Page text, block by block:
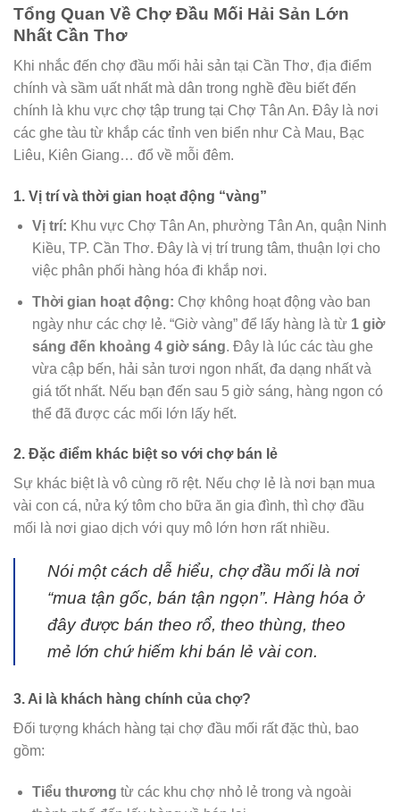
Tổng Quan Về Chợ Đầu Mối Hải Sản Lớn
Nhất Cần Thơ
Khi nhắc đến chợ đầu mối hải sản tại Cần Thơ, địa điểm
chính và sầm uất nhất mà dân trong nghề đều biết đến
chính là khu vực chợ tập trung tại Chợ Tân An. Đây là nơi
các ghe tàu từ khắp các tỉnh ven biển như Cà Mau, Bạc
Liêu, Kiên Giang… đổ về mỗi đêm.
1. Vị trí và thời gian hoạt động “vàng”
Vị trí: Khu vực Chợ Tân An, phường Tân An, quận Ninh
Kiều, TP. Cần Thơ. Đây là vị trí trung tâm, thuận lợi cho
việc phân phối hàng hóa đi khắp nơi.
Thời gian hoạt động: Chợ không hoạt động vào ban
ngày như các chợ lẻ. “Giờ vàng” để lấy hàng là từ 1 giờ
sáng đến khoảng 4 giờ sáng. Đây là lúc các tàu ghe
vừa cập bến, hải sản tươi ngon nhất, đa dạng nhất và
giá tốt nhất. Nếu bạn đến sau 5 giờ sáng, hàng ngon có
thể đã được các mối lớn lấy hết.
2. Đặc điểm khác biệt so với chợ bán lẻ
Sự khác biệt là vô cùng rõ rệt. Nếu chợ lẻ là nơi bạn mua
vài con cá, nửa ký tôm cho bữa ăn gia đình, thì chợ đầu
mối là nơi giao dịch với quy mô lớn hơn rất nhiều.
Nói một cách dễ hiểu, chợ đầu mối là nơi
“mua tận gốc, bán tận ngọn”. Hàng hóa ở
đây được bán theo rổ, theo thùng, theo
mẻ lớn chứ hiếm khi bán lẻ vài con.
3. Ai là khách hàng chính của chợ?
Đối tượng khách hàng tại chợ đầu mối rất đặc thù, bao
gồm:
Tiểu thương từ các khu chợ nhỏ lẻ trong và ngoài